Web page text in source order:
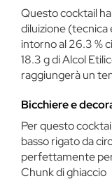
Questo cocktail
diluizione (tecnica
intorno al 26.3 %
18.3 g di Alcol
raggiungerà un
Bicchiere e
Per questo
basso rigato da
perfettamente
Chunk di ghiaccio